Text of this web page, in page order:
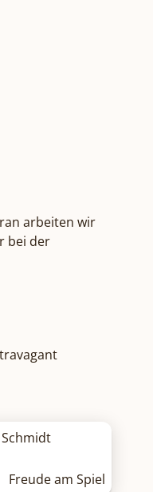
arbeiten wir
bei der
Freude am Spiel